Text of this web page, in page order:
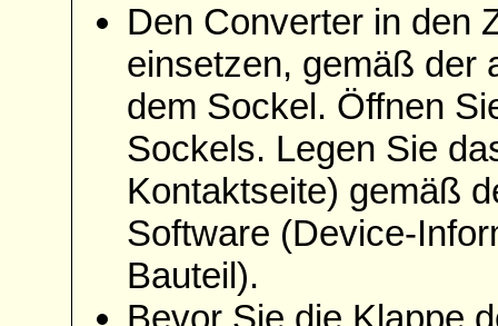
Den Converter in den
einsetzen, gemäß der
dem Sockel. Öffnen
Sockels. Legen Sie
Kontaktseite) gemäß
Software (Device-
Bauteil).
Bevor Sie die Klappe